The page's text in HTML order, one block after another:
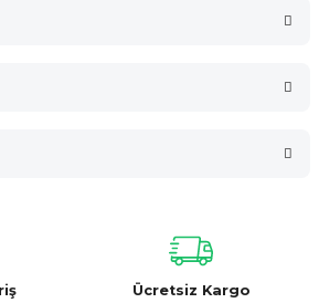
noktaları öneri formunu
için teşekkür ederiz.Ücretsiz Kargo